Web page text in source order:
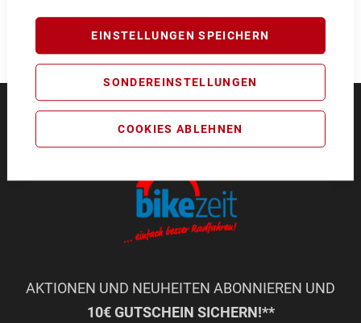
EINSTELLUNGEN SPEICHERN
SONDEREINSTELLUNGEN
COOKIES ABLEHNEN
AKTIONEN UND NEUHEITEN ABONNIEREN UND
10€ GUTSCHEIN SICHERN!**